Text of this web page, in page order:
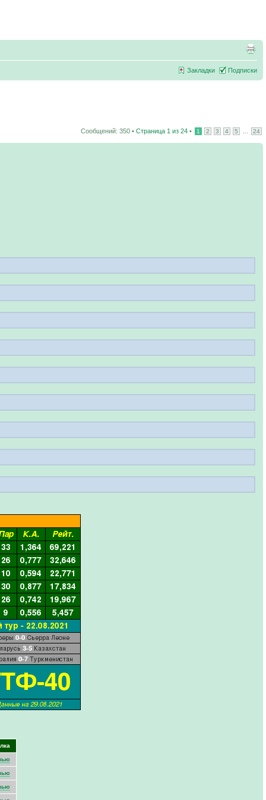
Закладки Подписки
Сообщений: 350 • Страница 1 из 24 • 1 2 3 4 5 24